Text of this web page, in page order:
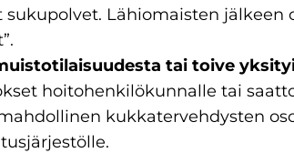
Lähiomaisten jälkeen
tai toive
hoitohenkilökunnalle tai
kukkatervehdysten